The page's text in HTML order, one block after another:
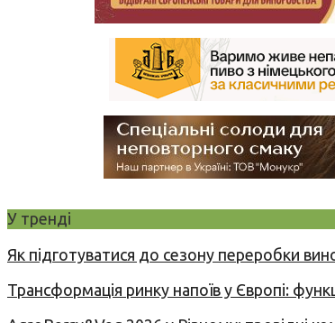
У тренді
Як підготуватися до сезону переробки
Трансформація ринку напоїв у Європі: